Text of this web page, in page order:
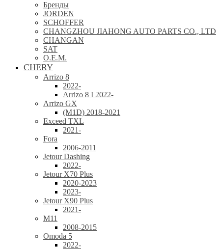
Бренды
JORDEN
SCHOFFER
CHANGZHOU JIAHONG AUTO PARTS CO., LTD
CHANGAN
SAT
O.E.M.
CHERY
Arrizo 8
2022-
Arrizo 8 I 2022-
Arrizo GX
(M1D) 2018-2021
Exceed TXL
2021-
Fora
2006-2011
Jetour Dashing
2022-
Jetour X70 Plus
2020-2023
2023-
Jetour X90 Plus
2021-
M11
2008-2015
Omoda 5
2022-